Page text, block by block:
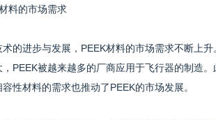
料的市场需求
术的进步与发展，PEEK材料的市场需求不断上
，PEEK被越来越多的厂商应用于飞行器的制造
性材料的需求也推动了PEEK的市场发展。